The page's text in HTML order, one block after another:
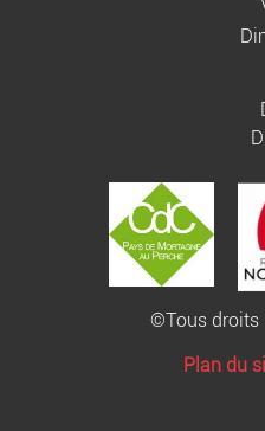
©Tous droits
Plan du